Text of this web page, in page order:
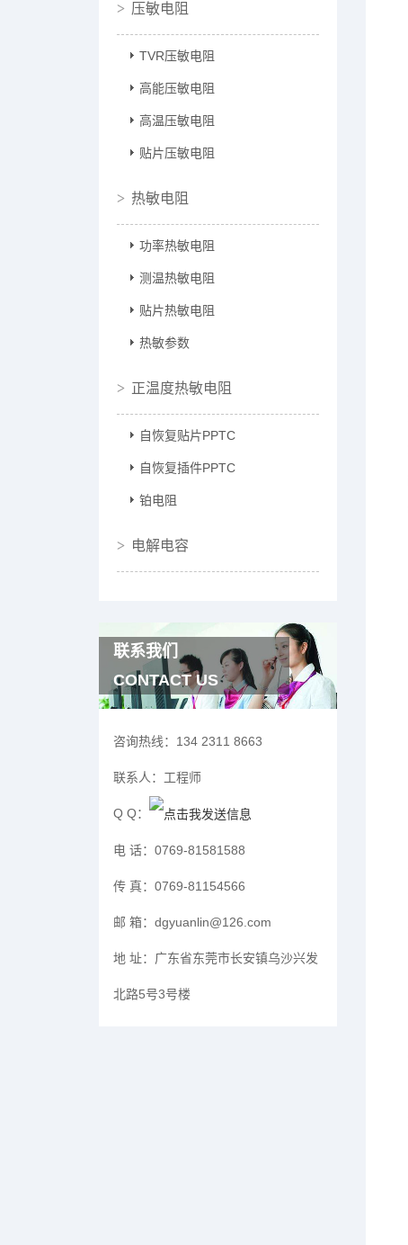
压敏电阻
TVR压敏电阻
高能压敏电阻
高温压敏电阻
贴片压敏电阻
热敏电阻
功率热敏电阻
测温热敏电阻
贴片热敏电阻
热敏参数
正温度热敏电阻
自恢复贴片PPTC
自恢复插件PPTC
铂电阻
电解电容
联系我们
CONTACT US
咨询热线： 134 2311 8663
联系人： 工程师
Q Q：
电 话： 0769-81581588
传 真： 0769-81154566
邮 箱： dgyuanlin@126.com
地 址： 广东省东莞市长安镇乌沙兴发
北路5号3号楼